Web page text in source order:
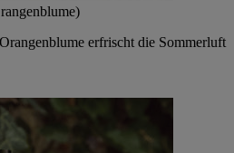
erfrischt die Sommerluft